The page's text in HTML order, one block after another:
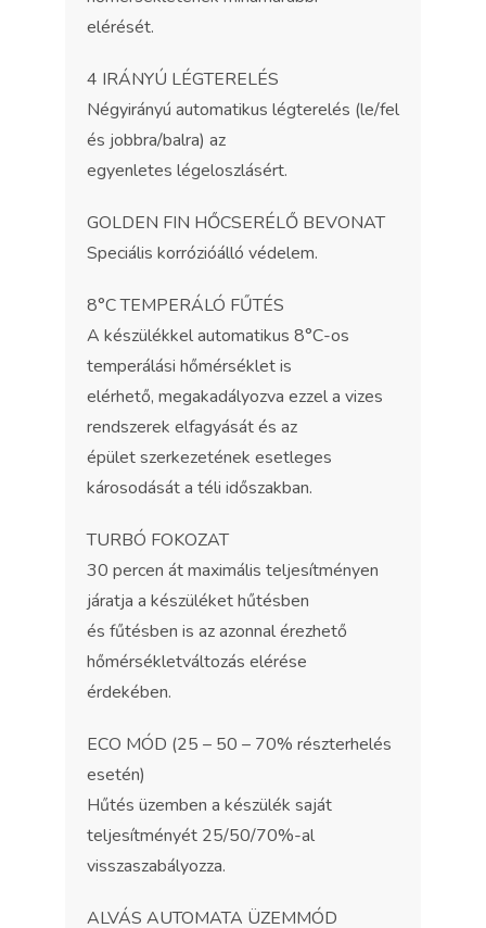
elérését.
4 IRÁNYÚ LÉGTERELÉS
Négyirányú automatikus légterelés (le/fel
és jobbra/balra) az
egyenletes légeloszlásért.
GOLDEN FIN HŐCSERÉLŐ BEVONAT
Speciális korrózióálló védelem.
8°C TEMPERÁLÓ FŰTÉS
A készülékkel automatikus 8°C-os
temperálási hőmérséklet is
elérhető, megakadályozva ezzel a vizes
rendszerek elfagyását és az
épület szerkezetének esetleges
károsodását a téli időszakban.
TURBÓ FOKOZAT
30 percen át maximális teljesítményen
járatja a készüléket hűtésben
és fűtésben is az azonnal érezhető
hőmérsékletváltozás elérése
érdekében.
ECO MÓD (25 – 50 – 70% részterhelés
esetén)
Hűtés üzemben a készülék saját
teljesítményét 25/50/70%-al
visszaszabályozza.
ALVÁS AUTOMATA ÜZEMMÓD